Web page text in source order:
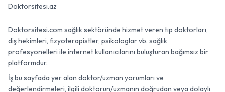
Doktorsitesi.az
Doktorsitesi.com sağlık sektöründe hizmet veren tıp doktorları,
diş hekimleri, fizyoterapistler, psikologlar vb. sağlık
profesyonelleri ile internet kullanıcılarını buluşturan bağımsız bir
platformdur.
İş bu sayfada yer alan doktor/uzman yorumları ve
değerlendirmeleri, ilgili doktorun/uzmanın doğrudan veya dolaylı